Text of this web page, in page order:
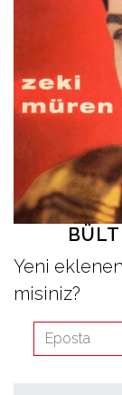
en
Yeni
misiniz?